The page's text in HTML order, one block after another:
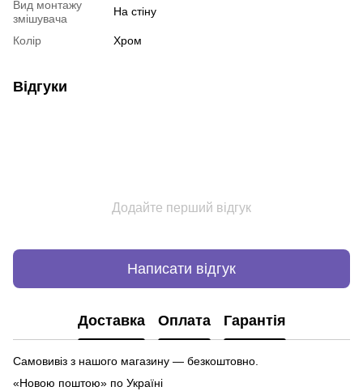
Вид монтажу
змішувача
На стіну
Колір Хром
Відгуки
Додайте перший відгук
Написати відгук
Доставка Оплата Гарантія
Самовивіз з нашого магазину — безкоштовно.
«Новою поштою» по Україні